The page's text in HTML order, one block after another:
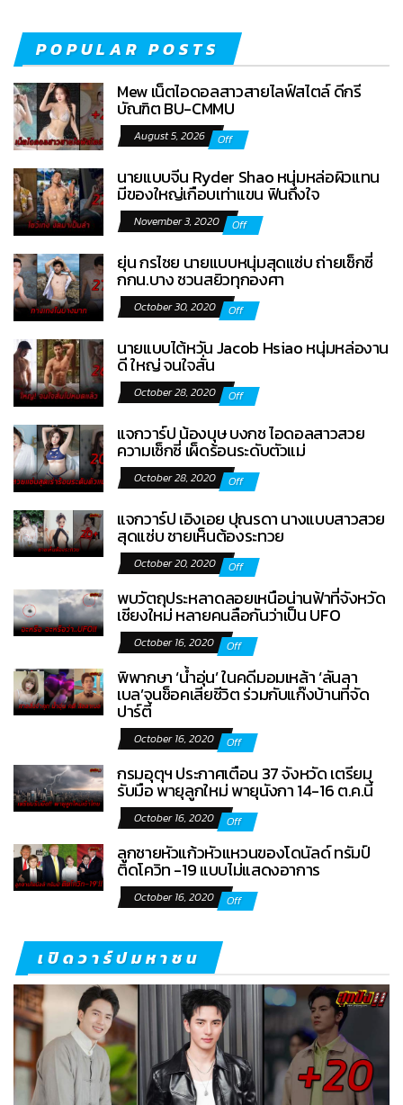
POPULAR POSTS
Mew เน็ตไอดอลสาวสายไลฟ์สไตล์ ดีกรี
บัณฑิต BU-CMMU
August 5, 2026 Off
นายแบบจีน Ryder Shao หนุ่มหล่อผิวแทน
มีของใหญ่เกือบเท่าแขน ฟินถึงใจ
November 3, 2020 Off
ยุ่น กรไชย นายแบบหนุ่มสุดแซ่บ ถ่ายเซ็กซี่
กกน.บาง ชวนสยิวทุกองศา
October 30, 2020 Off
นายแบบไต้หวัน Jacob Hsiao หนุ่มหล่องาน
ดี ใหญ่ จนใจสั่น
October 28, 2020 Off
แจกวาร์ป น้องบุษ บงกช ไอดอลสาวสวย
ความเซ็กซี่ เผ็ดร้อนระดับตัวแม่
October 28, 2020 Off
แจกวาร์ป เอิงเอย ปุณรดา นางแบบสาวสวย
สุดแซ่บ ชายเห็นต้องระทวย
October 20, 2020 Off
พบวัตถุประหลาดลอยเหนือน่านฟ้าที่จังหวัด
เชียงใหม่ หลายคนลือกันว่าเป็น UFO
October 16, 2020 Off
พิพากษา ‘น้ำอุ่น’ ในคดีมอมเหล้า ‘ลันลา
เบล’จนช็อคเสียชีวิต ร่วมกับแก๊งบ้านที่จัด
ปาร์ตี้
October 16, 2020 Off
กรมอุตุฯ ประกาศเตือน 37 จังหวัด เตรียม
รับมือ พายุลูกใหม่ พายุนังกา 14-16 ต.ค.นี้
October 16, 2020 Off
ลูกชายหัวแก้วหัวแหวนของโดนัลด์ ทรัมป์
ติดโควิท -19 แบบไม่แสดงอาการ
October 16, 2020 Off
เปิดวาร์ปมหาชน